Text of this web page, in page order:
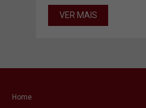
VER MAIS
Home